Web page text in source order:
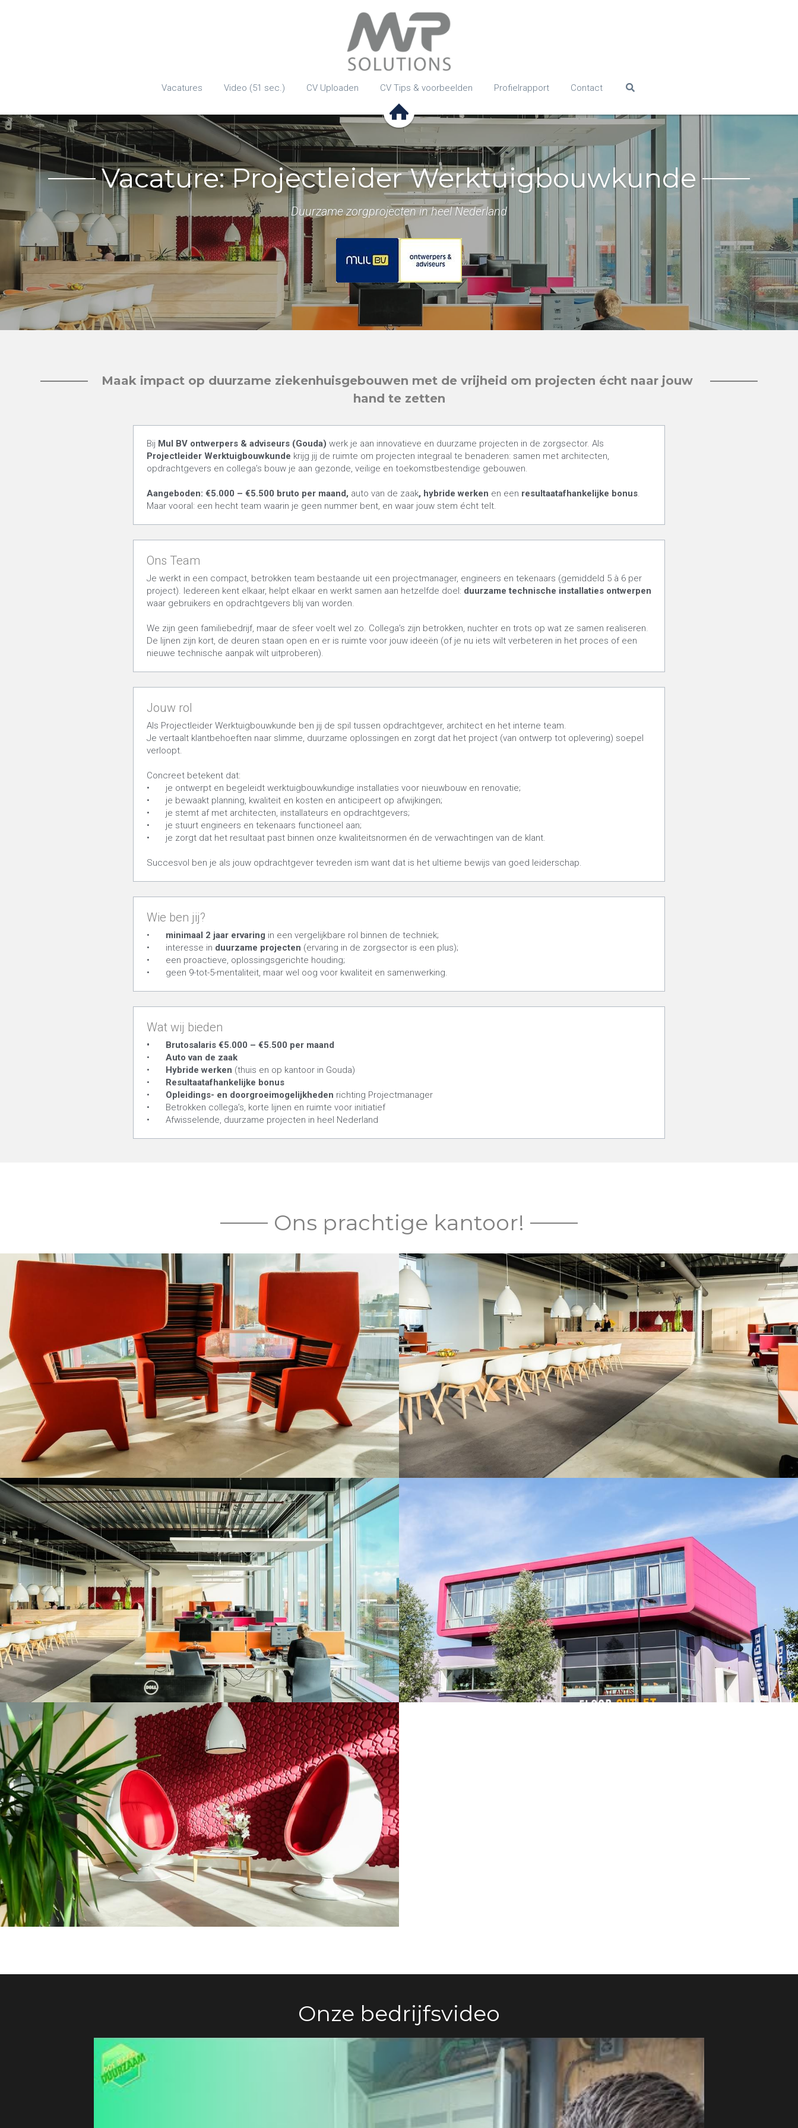
Vacatures Video (51 sec.) CV Uploaden CV Tips & voorbeelden Profielrapport Contact
Vacature: Projectleider Werktuigbouwkunde
Duurzame zorgprojecten in heel Nederland
Maak impact op duurzame ziekenhuisgebouwen met de vrijheid om projecten écht naar jouw
hand te zetten
Bij Mul BV ontwerpers & adviseurs (Gouda)
Projectleider Werktuigbouwkunde krijg jij de ruimte om projecten integraal te benaderen: samen met architecten,
opdrachtgevers en collega’s bouw je aan gezonde, veilige en toekomstbestendige gebouwen.
Aangeboden: €5.000 – €5.500 bruto per maand, auto van de zaak, hybride werken en een resultaatafhankelijke bonus.
Maar vooral: een hecht team waarin je geen nummer bent, en waar jouw stem écht telt.
Ons Team
Je werkt in een compact, betrokken team bestaande uit een projectmanager, engineers en tekenaars (gemiddeld 5 à 6 per
project). Iedereen kent elkaar, helpt elkaar en werkt samen aan hetzelfde doel: duurzame technische installaties ontwerpen
waar gebruikers en opdrachtgevers blij van worden.
We zijn geen familiebedrijf, maar de sfeer voelt wel zo. Collega’s zijn betrokken, nuchter en trots op wat ze samen realiseren.
De lijnen zijn kort, de deuren staan open en er is ruimte voor jouw ideeën (of je nu iets wilt verbeteren in het proces of een
nieuwe technische aanpak wilt uitproberen).
Jouw rol
Als Projectleider Werktuigbouwkunde ben jij de spil tussen opdrachtgever, architect en het interne team.
Je vertaalt klantbehoeften naar slimme, duurzame oplossingen en zorgt dat het project (van ontwerp tot oplevering) soepel
verloopt.
Concreet betekent dat:
•	je ontwerpt en begeleidt werktuigbouwkundige installaties voor nieuwbouw en renovatie;
•	je bewaakt planning, kwaliteit en kosten en anticipeert op afwijkingen;
•	je stemt af met architecten, installateurs en opdrachtgevers;
•	je stuurt engineers en tekenaars functioneel aan;
•	je zorgt dat het resultaat past binnen onze kwaliteitsnormen én de verwachtingen van de klant.
Succesvol ben je als jouw opdrachtgever tevreden ism want dat is het ultieme bewijs van goed leiderschap.
Wie ben jij?
minimaal 2 jaar ervaring in een vergelijkbare rol binnen de techniek;
•	interesse in duurzame projecten (ervaring in de zorgsector is een plus);
•	een proactieve, oplossingsgerichte houding;
•	geen 9-tot-5-mentaliteit, maar wel oog voor kwaliteit en samenwerking.
Wat wij bieden
•	Brutosalaris €5.000 – €5.500 per maand
Auto van de zaak
Hybride werken (thuis en op kantoor in Gouda)
Resultaatafhankelijke bonus
Opleidings- en doorgroeimogelijkheden richting Projectmanager
•	Betrokken collega’s, korte lijnen en ruimte voor initiatief
•	Afwisselende, duurzame projecten in heel Nederland
Ons prachtige kantoor!
Onze bedrijfsvideo